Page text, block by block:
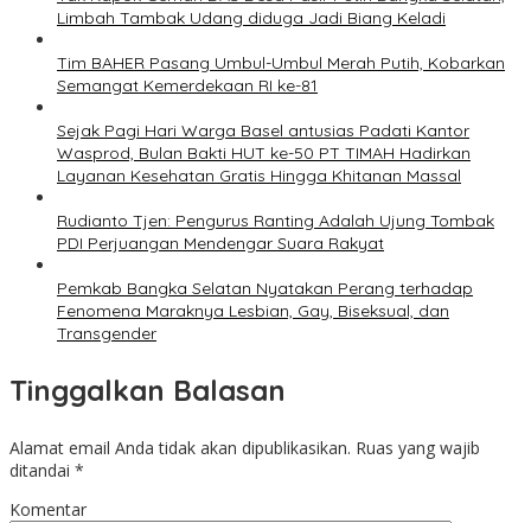
Limbah Tambak Udang diduga Jadi Biang Keladi
Tim BAHER Pasang Umbul-Umbul Merah Putih, Kobarkan
Semangat Kemerdekaan RI ke-81
Sejak Pagi Hari Warga Basel antusias Padati Kantor
Wasprod, Bulan Bakti HUT ke-50 PT TIMAH Hadirkan
Layanan Kesehatan Gratis Hingga Khitanan Massal
Rudianto Tjen: Pengurus Ranting Adalah Ujung Tombak
PDI Perjuangan Mendengar Suara Rakyat
Pemkab Bangka Selatan Nyatakan Perang terhadap
Fenomena Maraknya Lesbian, Gay, Biseksual, dan
Transgender
Tinggalkan Balasan
Alamat email Anda tidak akan dipublikasikan. Ruas yang wajib
ditandai *
Komentar